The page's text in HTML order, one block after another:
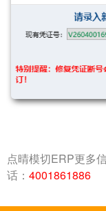
点晴模切ERP更多
话： 4001861886